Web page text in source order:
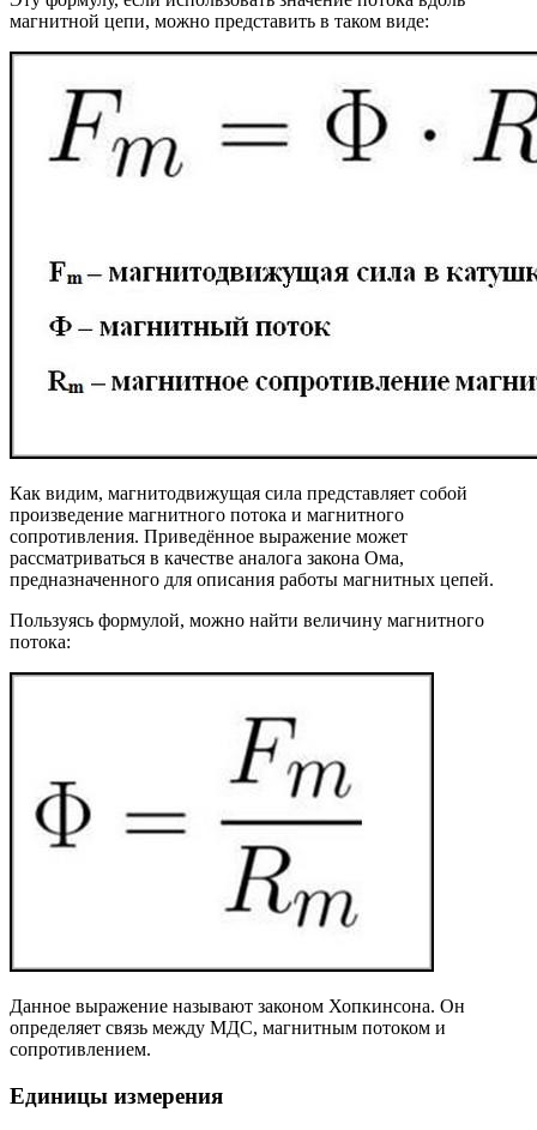
магнитной цепи, можно представить в таком виде:
Как видим, магнитодвижущая сила представляет собой
произведение магнитного потока и магнитного
сопротивления. Приведённое выражение может
рассматриваться в качестве аналога закона Ома,
предназначенного для описания работы магнитных цепей.
Пользуясь формулой, можно найти величину магнитного
потока:
Данное выражение называют законом Хопкинсона. Он
определяет связь между МДС, магнитным потоком и
сопротивлением.
Единицы измерения